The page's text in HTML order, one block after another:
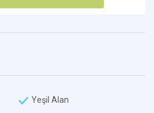
Yeşil Alan